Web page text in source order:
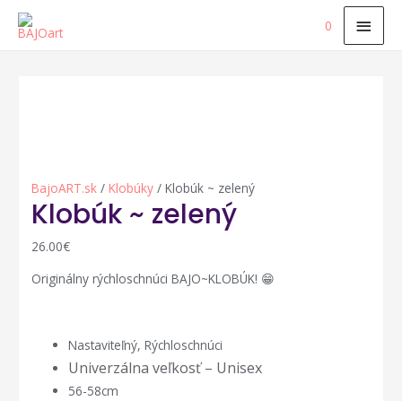
0
BajoART.sk/ Klobúky/ Klobúk ~ zelený
Klobúk ~ zelený
26.00€
Originálny rýchloschnúci BAJO~KLOBÚK! 😁
Nastaviteľný, Rýchloschnúci
Univerzálna veľkosť – Unisex
56-58cm